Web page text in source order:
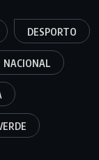
DESPORTO
NACIONAL